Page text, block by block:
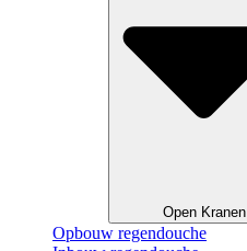
Open Kranen
Opbouw regendouche